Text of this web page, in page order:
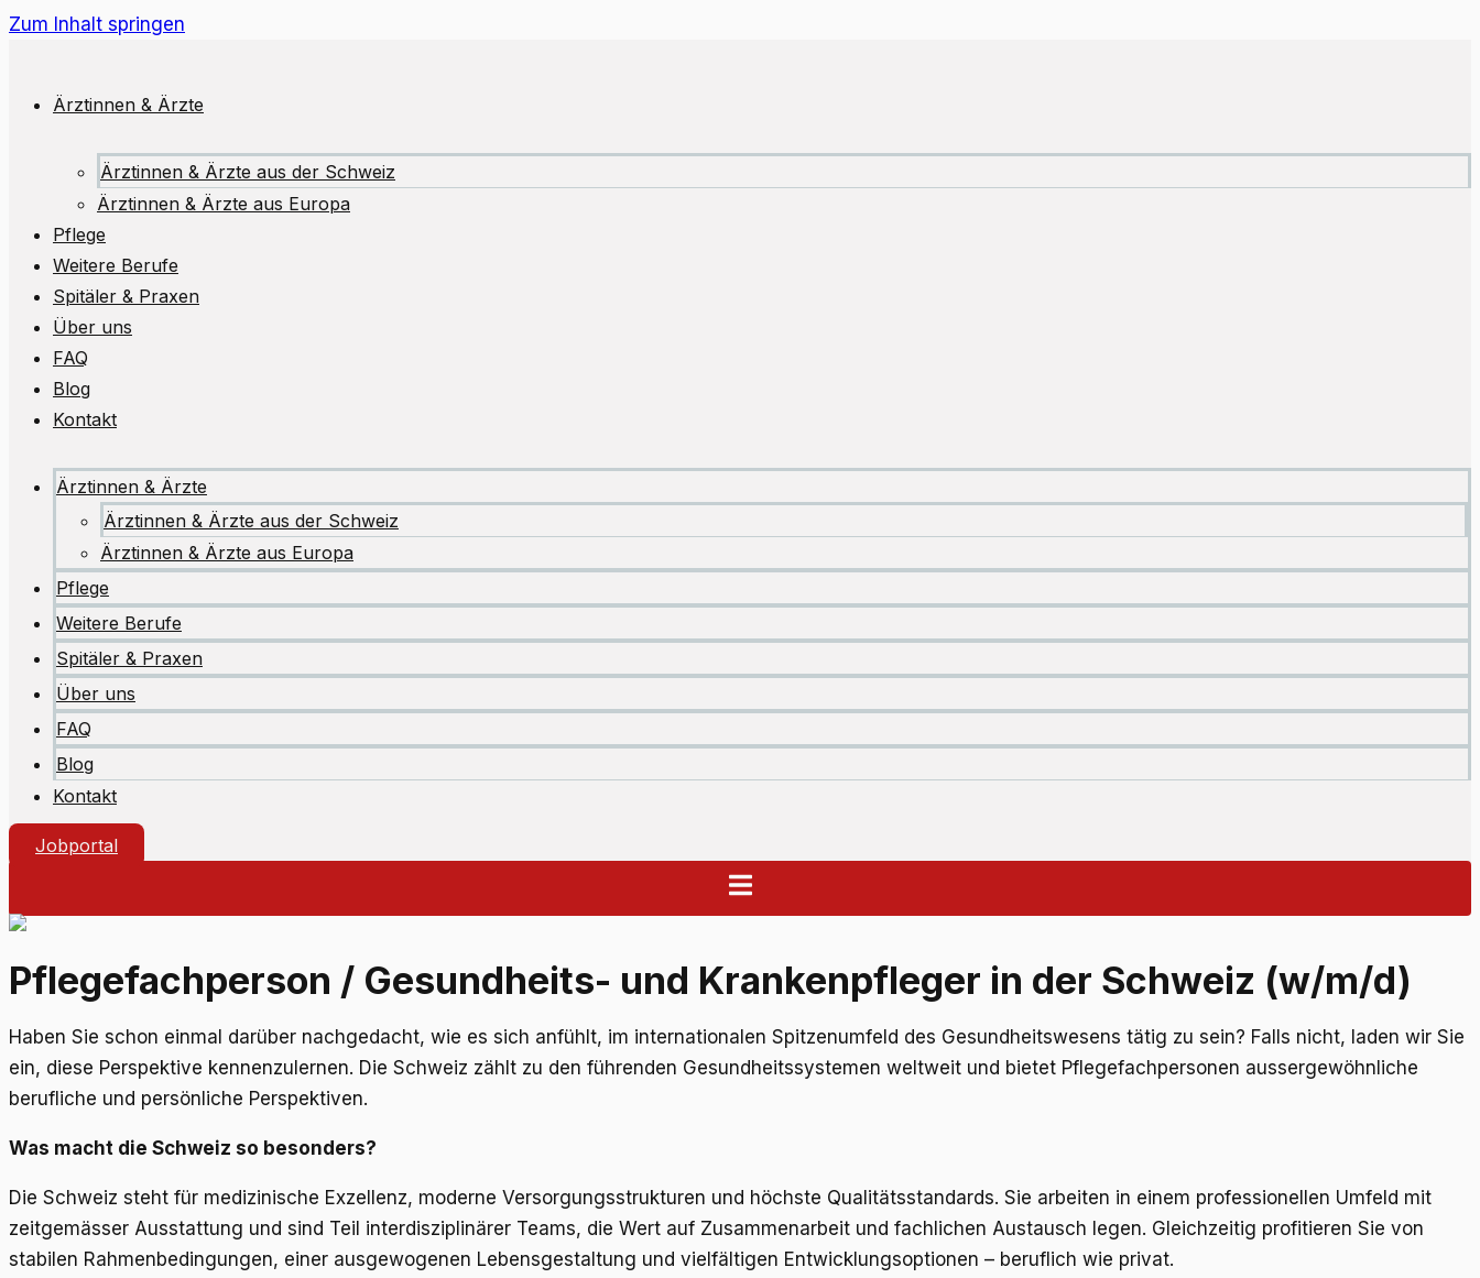
Zum Inhalt springen
Ärztinnen & Ärzte
Ärztinnen & Ärzte aus der Schweiz
Ärztinnen & Ärzte aus Europa
Pflege
Weitere Berufe
Spitäler & Praxen
Über uns
FAQ
Blog
Kontakt
Ärztinnen & Ärzte
Ärztinnen & Ärzte aus der Schweiz
Ärztinnen & Ärzte aus Europa
Pflege
Weitere Berufe
Spitäler & Praxen
Über uns
FAQ
Blog
Kontakt
Jobportal
Pflegefachperson / Gesundheits- und Krankenpfleger in der Schweiz (w/m/d)
Haben Sie schon einmal darüber nachgedacht, wie es sich anfühlt, im internationalen Spitzenumfeld des Gesundheitswesens tätig zu sein? Falls nicht, laden wir Sie
ein, diese Perspektive kennenzulernen. Die Schweiz zählt zu den führenden Gesundheitssystemen weltweit und bietet Pflegefachpersonen aussergewöhnliche
berufliche und persönliche Perspektiven.
Was macht die Schweiz so besonders?
Die Schweiz steht für medizinische Exzellenz, moderne Versorgungsstrukturen und höchste Qualitätsstandards. Sie arbeiten in einem professionellen Umfeld mit
zeitgemässer Ausstattung und sind Teil interdisziplinärer Teams, die Wert auf Zusammenarbeit und fachlichen Austausch legen. Gleichzeitig profitieren Sie von
stabilen Rahmenbedingungen, einer ausgewogenen Lebensgestaltung und vielfältigen Entwicklungsoptionen – beruflich wie privat.